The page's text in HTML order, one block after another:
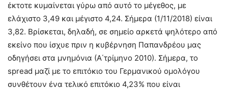
έκτοτε κυμαίνεται γύρω από αυτό το μέγεθος, με
ελάχιστο 3,49 και μέγιστο 4,24. Σήμερα (1/11/2018) είναι
3,82. Βρίσκεται, δηλαδή, σε σημείο αρκετά ψηλότερο από
εκείνο που ίσχυε πριν η κυβέρνηση Παπανδρέου μας
οδηγήσει στα μνημόνια (Α΄τρίμηνο 2010). Σήμερα, το
spread μαζί με το επιτόκιο του Γερμανικού ομολόγου
συνθέτουν ένα τελικό επιτόκιο 4,23% που είναι